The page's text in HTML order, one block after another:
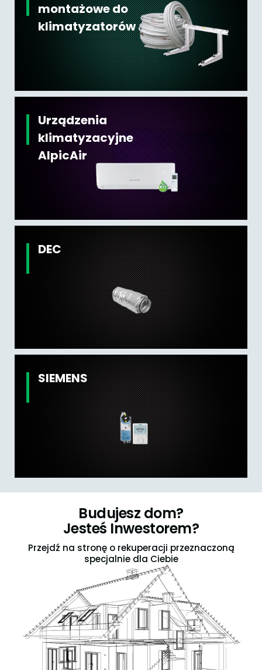
montażowe do
klimatyzatorów
Urządzenia
klimatyzacyjne
AlpicAir
DEC
SIEMENS
Budujesz dom?
Jesteś Inwestorem?
Przejdź na stronę o rekuperacji przeznaczoną
specjalnie dla Ciebie